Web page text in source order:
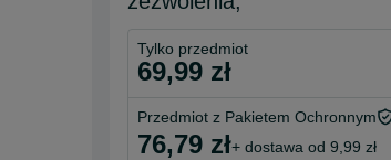
Tylko przedmiot
69,99 zł
Przedmiot z Pakietem Ochronnym
76,79 zł+ dostawa od 9,99 zł